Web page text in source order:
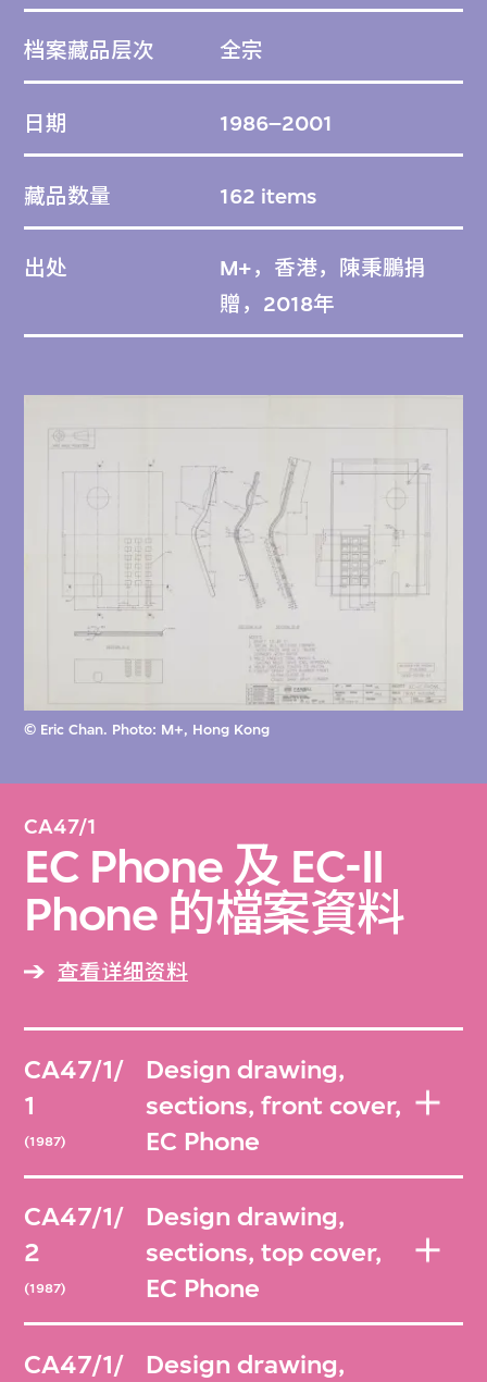
档案藏品层次 全宗
日期 1986–2001
藏品数量 162 items
出处
M+，香港，陳秉鵬捐
贈，2018年
© Eric Chan. Photo: M+, Hong Kong
CA47/1
EC Phone 及 EC-II
Phone 的檔案資料
查看详细资料
CA47/1/
1
(1987)
Design drawing,
sections, front cover,
EC Phone
CA47/1/
2
(1987)
Design drawing,
sections, top cover,
EC Phone
CA47/1/ Design drawing,